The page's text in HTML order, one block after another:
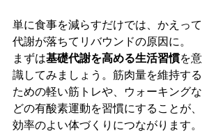
単に食事を減らすだけでは、かえって
代謝が落ちてリバウンドの原因に。
まずは基礎代謝を高める生活習慣を意
識してみましょう。筋肉量を維持する
ための軽い筋トレや、ウォーキングな
どの有酸素運動を習慣にすることが、
効率のよい体づくりにつながります。